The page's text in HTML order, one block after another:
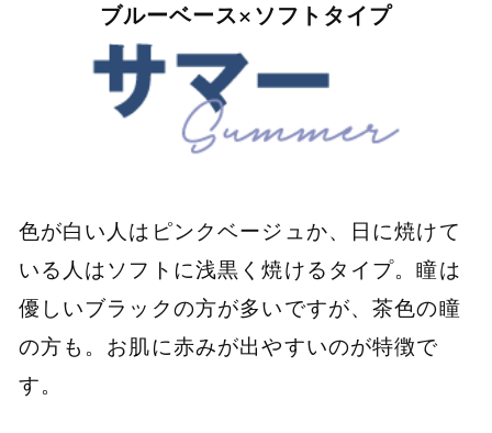
ブルーベース×ソフトタイプ
色が白い人はピンクベージュか、日に焼けて
いる人はソフトに浅黒く焼けるタイプ。瞳は
優しいブラックの方が多いですが、茶色の瞳
の方も。お肌に赤みが出やすいのが特徴で
す。